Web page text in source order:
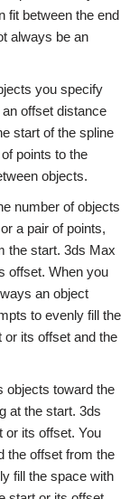
fit between the end
always be an
you specify
offset distance
start of the spline
points to the
objects.
number of objects
a pair of points,
the start. 3ds Max
offset. When you
an object
to evenly fill the
its offset and the
objects toward the
at the start. 3ds
or its offset. You
the offset from the
fill the space with